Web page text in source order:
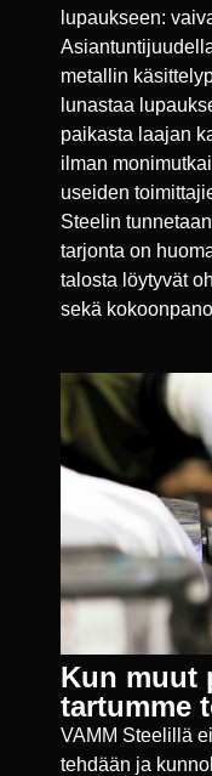
lupaukseen:
metallin
lunastaa
paikasta laajan
ilman
useiden
Steelin
tarjonta on
talosta löytyvät
sekä
Kun muut
tartumme
VAMM Steelillä
tehdään ja